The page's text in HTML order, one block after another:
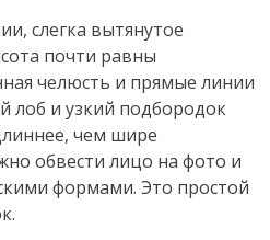
слегка вытянутое
почти равны
челюсть и прямые линии
лоб и узкий подбородок
чем шире
обвести лицо на фото и
формами. Это простой